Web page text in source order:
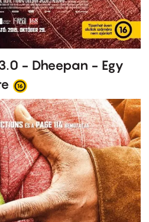
- Dheepan - Egy